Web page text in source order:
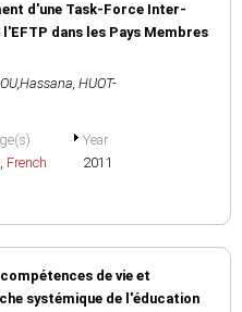
d'une Task-Force Inter-
dans les Pays Membres
, HUOT-
, French
Year
2011
de vie et
systémique de l'éducation